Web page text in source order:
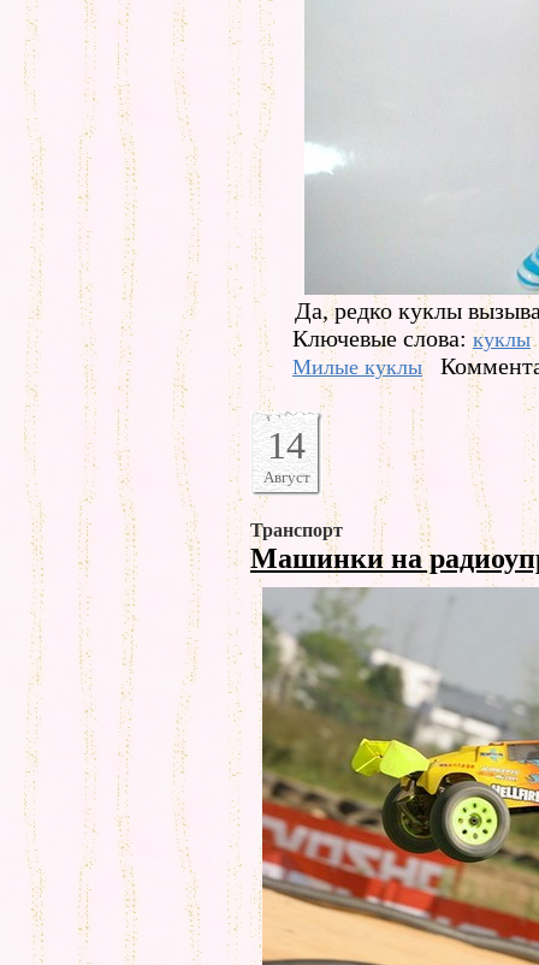
Да, редко куклы
Ключевые слова: куклы
Милые куклы
14
Август
Транспорт
Машинки на